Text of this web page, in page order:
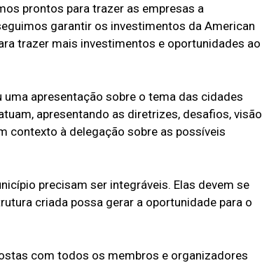
prontos para trazer as empresas a
garantir os investimentos da American
trazer mais investimentos e oportunidades ao
apresentação sobre o tema das cidades
apresentando as diretrizes, desafios, visão
contexto à delegação sobre as possíveis
precisam ser integráveis. Elas devem se
criada possa gerar a oportunidade para o
com todos os membros e organizadores